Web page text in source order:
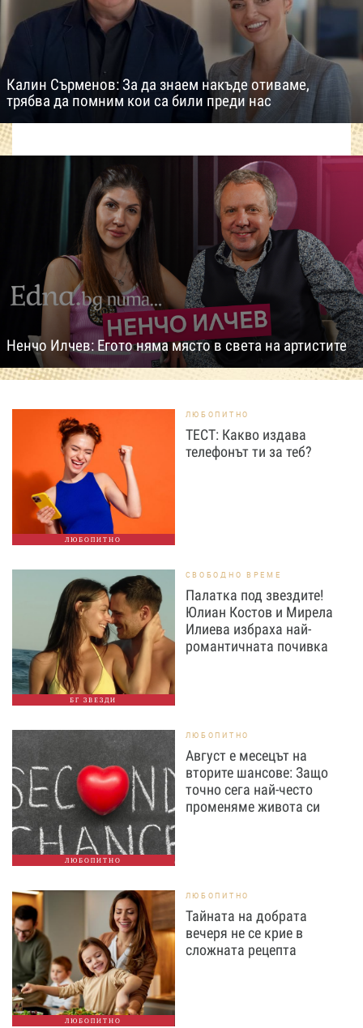
Калин Сърменов: За да знаем накъде отиваме,
трябва да помним кои са били преди нас
Ненчо Илчев: Егото няма място в света на артистите
ЛЮБОПИТНО
ЛЮБОПИТНО
ТЕСТ: Какво издава
телефонът ти за теб?
БГ ЗВЕЗДИ
СВОБОДНО ВРЕМЕ
Палатка под звездите!
Юлиан Костов и Мирела
Илиева избраха най-
романтичната почивка
ЛЮБОПИТНО
ЛЮБОПИТНО
Август е месецът на
вторите шансове: Защо
точно сега най-често
променяме живота си
ЛЮБОПИТНО
ЛЮБОПИТНО
Тайната на добрата
вечеря не се крие в
сложната рецепта